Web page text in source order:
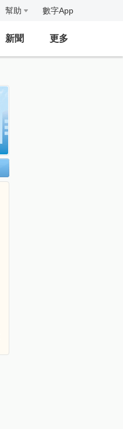
幫助 數字App
新聞 更多